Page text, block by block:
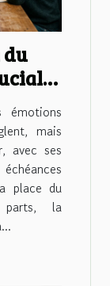
émotions
mais
avec ses
place du
la